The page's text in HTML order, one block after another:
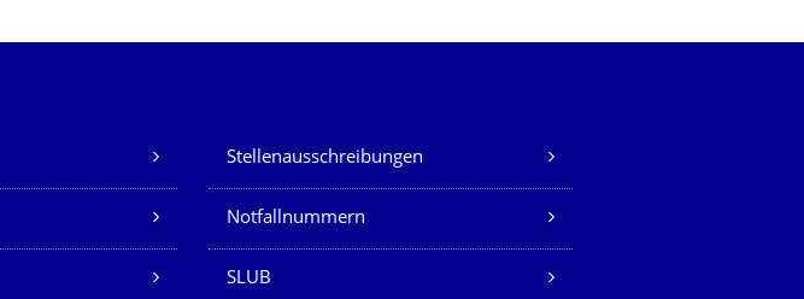
Stellenausschreibungen
Notfallnummern
SLUB